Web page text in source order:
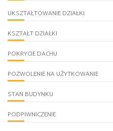
UKSZTAŁTOWANIE DZIAŁKI
KSZTAŁT DZIAŁKI
POKRYCIE DACHU
POZWOLENIE NA UŻYTKOWANIE
STAN BUDYNKU
PODPIWNICZENIE